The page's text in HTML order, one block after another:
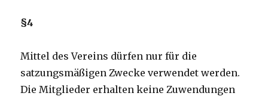
§4
Mittel des Vereins dürfen nur für die
satzungsmäßigen Zwecke verwendet werden.
Die Mitglieder erhalten keine Zuwendungen